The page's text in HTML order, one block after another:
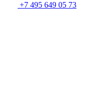
+7 495 649 05 73